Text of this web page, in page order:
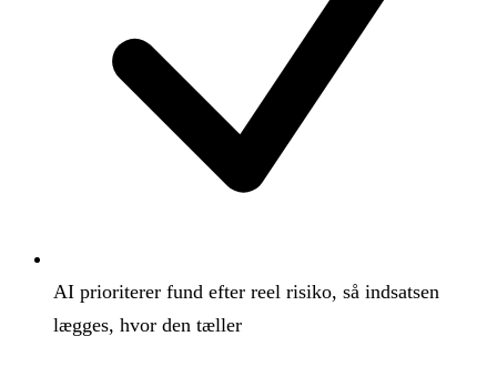
AI prioriterer fund efter reel risiko, så indsatsen
lægges, hvor den tæller